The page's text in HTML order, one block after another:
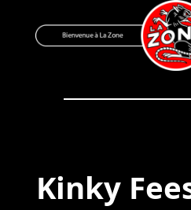
to
Bienvenue à La Zone
Zone de Cultures
Kinky